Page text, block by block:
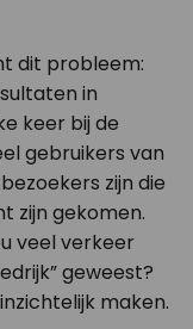
dit probleem:
in
keer bij de
gebruikers van
zijn die
zijn gekomen.
veel verkeer
geweest?
maken.